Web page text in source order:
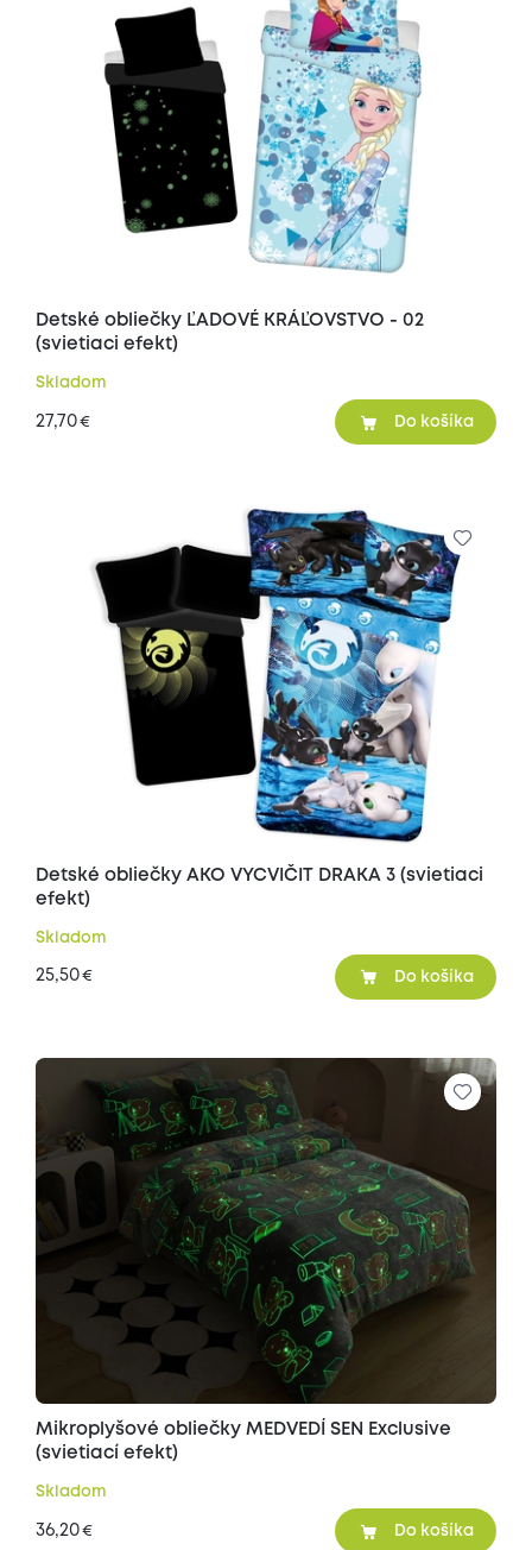
Detské obliečky ĽADOVÉ KRÁĽOVSTVO - 02
(svietiaci efekt)
Skladom
27,70€ Do košíka
Detské obliečky AKO VYCVIČIT DRAKA 3 (svietiaci
efekt)
Skladom
25,50€ Do košíka
Mikroplyšové obliečky MEDVEDÍ SEN Exclusive
(svietiací efekt)
Skladom
36,20€ Do košíka